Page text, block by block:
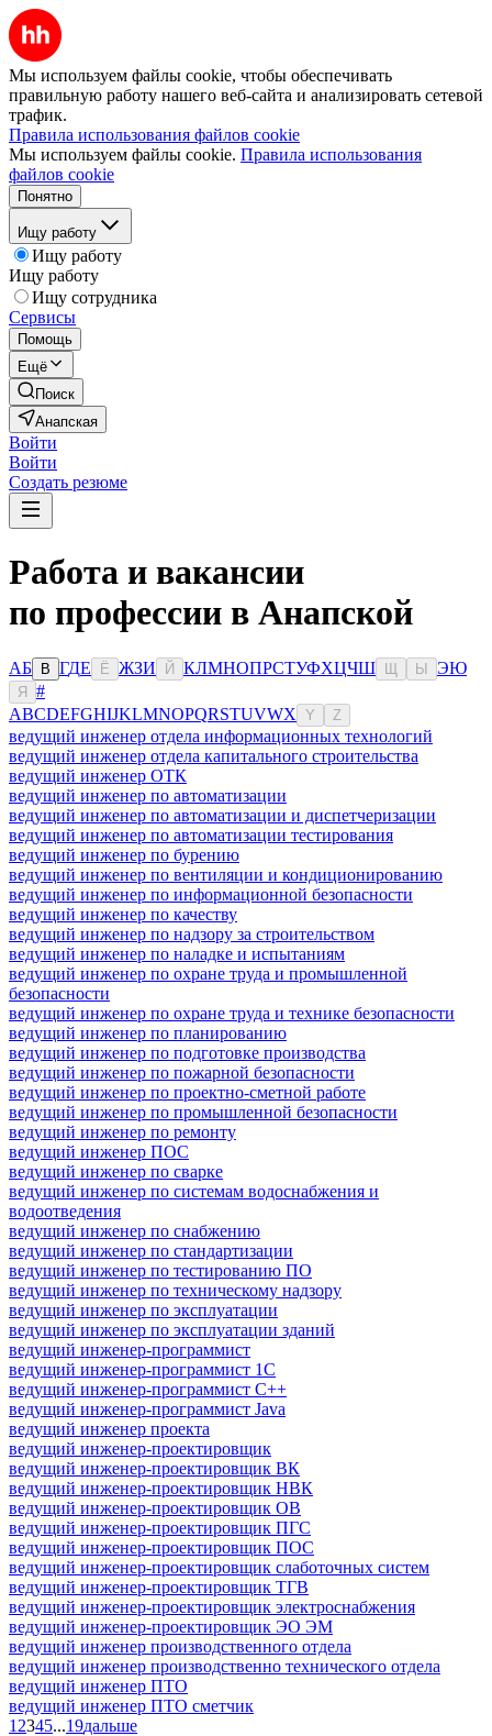
Мы используем файлы cookie, чтобы обеспечивать
правильную работу нашего веб-сайта и анализировать сетевой
трафик.
Правила использования файлов cookie
Мы используем файлы cookie. Правила использования
файлов cookie
Понятно
Ищу работу
Ищу работу
Ищу работу
Ищу сотрудника
Сервисы
Помощь
Ещё
Поиск
Анапская
Войти
Войти
Создать резюме
Работа и вакансии
по профессии в Анапской
АБ В ГДЕ Ё ЖЗИ Й КЛМНОПРСТУФХЦЧШ Ы ЭЮ
Я
#
ABCDEFGHIJKLMNOPQRSTUVWX Y Z
ведущий инженер отдела информационных технологий
ведущий инженер отдела капитального строительства
ведущий инженер ОТК
ведущий инженер по автоматизации
ведущий инженер по автоматизации и диспетчеризации
ведущий инженер по автоматизации тестирования
ведущий инженер по бурению
ведущий инженер по вентиляции и кондиционированию
ведущий инженер по информационной безопасности
ведущий инженер по качеству
ведущий инженер по надзору за строительством
ведущий инженер по наладке и испытаниям
ведущий инженер по охране труда и промышленной
безопасности
ведущий инженер по охране труда и технике безопасности
ведущий инженер по планированию
ведущий инженер по подготовке производства
ведущий инженер по пожарной безопасности
ведущий инженер по проектно-сметной работе
ведущий инженер по промышленной безопасности
ведущий инженер по ремонту
ведущий инженер ПОС
ведущий инженер по сварке
ведущий инженер по системам водоснабжения и
водоотведения
ведущий инженер по снабжению
ведущий инженер по стандартизации
ведущий инженер по тестированию ПО
ведущий инженер по техническому надзору
ведущий инженер по эксплуатации
ведущий инженер по эксплуатации зданий
ведущий инженер-программист
ведущий инженер-программист 1С
ведущий инженер-программист C++
ведущий инженер-программист Java
ведущий инженер проекта
ведущий инженер-проектировщик
ведущий инженер-проектировщик ВК
ведущий инженер-проектировщик НВК
ведущий инженер-проектировщик ОВ
ведущий инженер-проектировщик ПГС
ведущий инженер-проектировщик ПОС
ведущий инженер-проектировщик слаботочных систем
ведущий инженер-проектировщик ТГВ
ведущий инженер-проектировщик электроснабжения
ведущий инженер-проектировщик ЭО ЭМ
ведущий инженер производственного отдела
ведущий инженер производственно технического отдела
ведущий инженер ПТО
ведущий инженер ПТО сметчик
1 2345...19дальше